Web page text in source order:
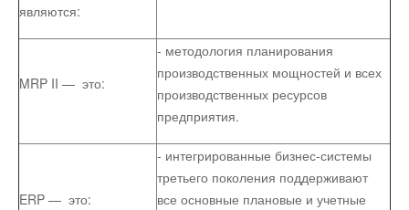
являются:
MRP II — это:
- методология планирования
производственных мощностей и всех
производственных ресурсов
предприятия.
ERP — это:
- интегрированные бизнес-системы
третьего поколения поддерживают
все основные плановые и учетные